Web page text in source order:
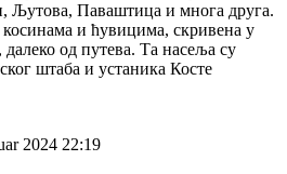
Љутова, Паваштица и многа друга.
и ћувицима, скривена у
од путева. Та насеља су
штаба и устаника Косте
2024 22:19